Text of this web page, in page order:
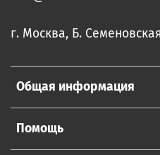
Общая информация
Помощь
г. Москва, Б.